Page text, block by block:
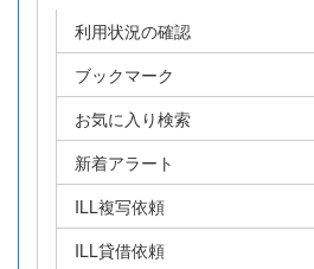
利用状況の確認
ブックマーク
お気に入り検索
新着アラート
ILL複写依頼
ILL貸借依頼